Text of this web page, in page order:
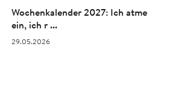
Wochenkalender 2027: Ich atme
ein, ich r ...
29.05.2026